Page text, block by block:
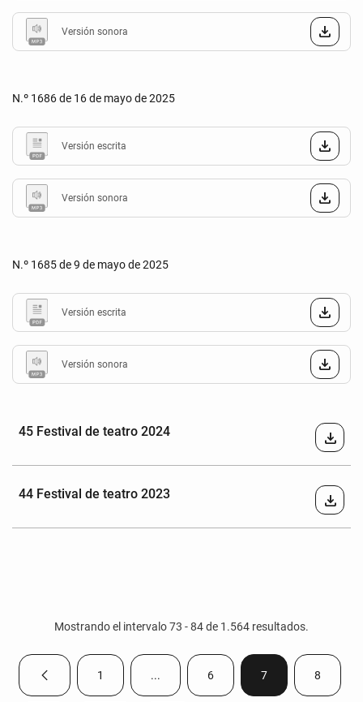
Versión sonora
N.º 1686 de 16 de mayo de 2025
Versión escrita
Versión sonora
N.º 1685 de 9 de mayo de 2025
Versión escrita
Versión sonora
45 Festival de teatro 2024 download
44 Festival de teatro 2023 download
Mostrando el intervalo 73 - 84 de 1.564 resultados.
Página anteriorPágina
1 ...Páginas intermedias Use TAB para
Página
6 Página
7 Página
8